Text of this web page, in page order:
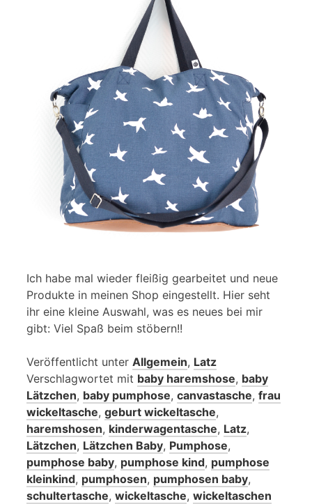
Ich habe mal wieder fleißig gearbeitet und neue
Produkte in meinen Shop eingestellt. Hier seht
ihr eine kleine Auswahl, was es neues bei mir
gibt: Viel Spaß beim stöbern!!
Veröffentlicht unter Allgemein, Latz
Verschlagwortet mit baby haremshose, baby
Lätzchen, baby pumphose, canvastasche, frau
wickeltasche, geburt wickeltasche,
haremshosen, kinderwagentasche, Latz,
Lätzchen, Lätzchen Baby, Pumphose,
pumphose baby, pumphose kind, pumphose
kleinkind, pumphosen, pumphosen baby,
schultertasche, wickeltasche, wickeltaschen